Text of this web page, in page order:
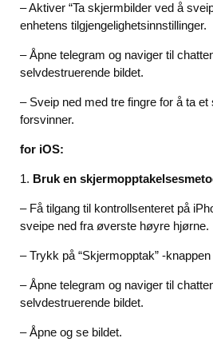
– Aktiver “Ta skjermbilder ved å
enhetens tilgjengelighetsinnstillinger.
– Åpne telegram og naviger til
selvdestruerende bildet.
– Sveip ned med tre fingre for å ta
forsvinner.
for iOS:
1. Bruk en
– Få tilgang til kontrollsenteret på
sveipe ned fra øverste høyre hjørne.
– Trykk på “Skjermopptak” -
– Åpne telegram og naviger til
selvdestruerende bildet.
– Åpne og se bildet.